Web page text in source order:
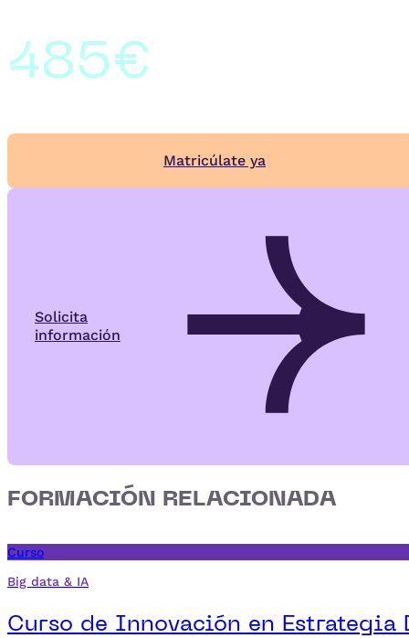
485€
Matricúlate ya
Solicita
información
FORMACIÓN RELACIONADA
Curso
Big data & IA
Curso de Innovación en